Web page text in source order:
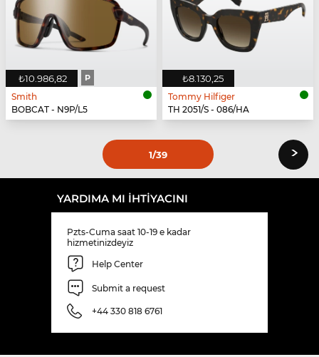
₺10.986,82 P
Smith
BOBCAT - N9P/L5
₺8.130,25
Tommy Hilfiger
TH 2051/S - 086/HA
1/39 ›
YARDIMA MI IHTIYACINI
Pzts-Cuma saat 10-19 e kadar
hizmetinizdeyiz
Help Center
Submit a request
+44 330 818 6761